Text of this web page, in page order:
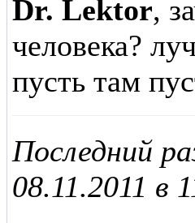
Dr. Lektor,
человека?
пусть там
Последний
08.11.2011 в